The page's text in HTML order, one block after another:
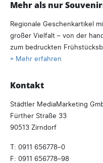
Mehr als nur
Regionale Geschenkartikel
großer Vielfalt – von der
zum bedruckten
» Mehr erfahren
Kontakt
Städtler MediaMarketing
Fürther Straße 33
90513 Zirndorf
T: 0911 656778–0
F: 0911 656778–98